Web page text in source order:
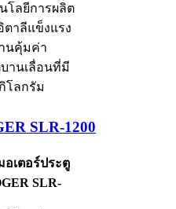
โลยีการผลิต
ตาลีแข็งแรง
นคุ้มค่า
านเลื่อนที่มี
โลกรัม
SLR-1200
เตอร์ประตู
SLR-